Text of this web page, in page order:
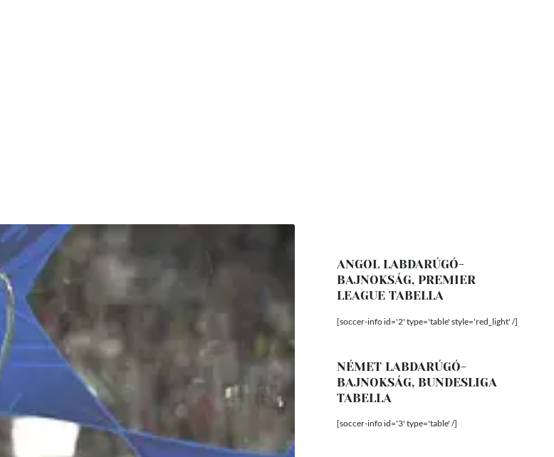
ANGOL LABDARÚGÓ-
BAJNOKSÁG, PREMIER
LEAGUE TABELLA
[soccer-info id='2' type='table' style='red_light' /]
NÉMET LABDARÚGÓ-
BAJNOKSÁG, BUNDESLIGA
TABELLA
[soccer-info id='3' type='table' /]